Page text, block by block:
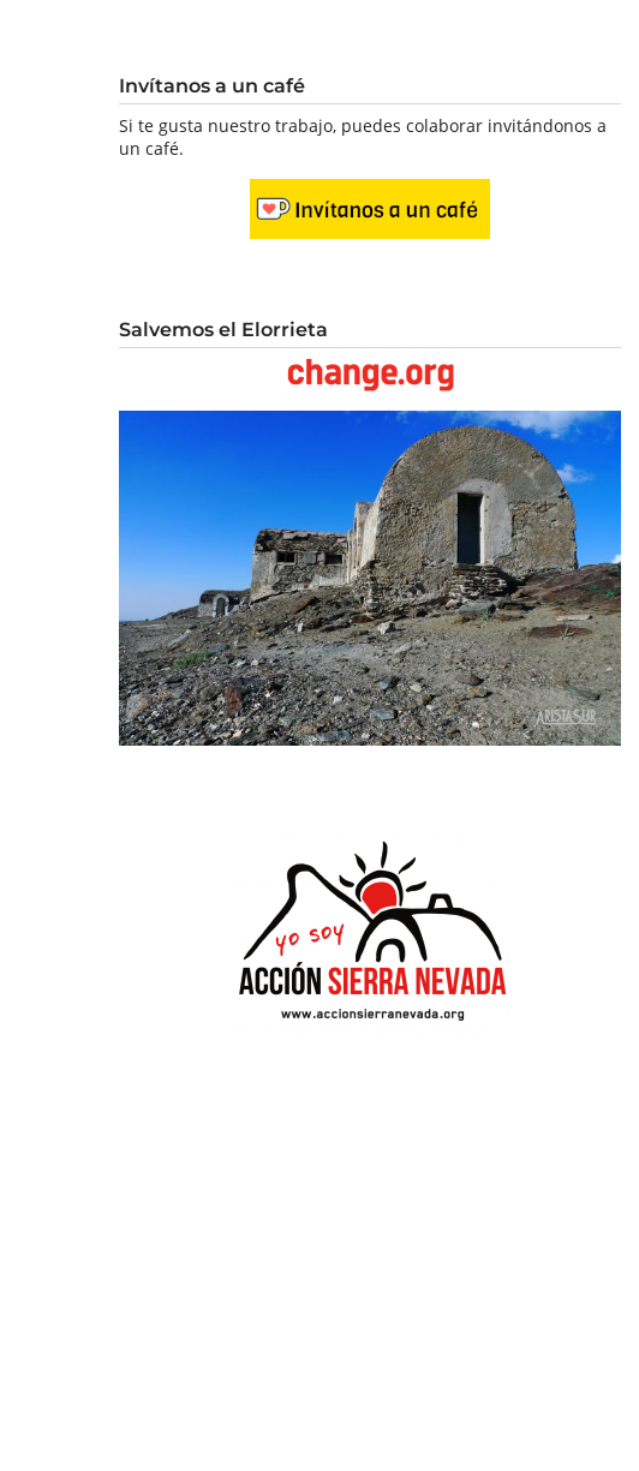
Invítanos a un café
Si te gusta nuestro trabajo, puedes colaborar invitándonos a
un café.
Salvemos el Elorrieta